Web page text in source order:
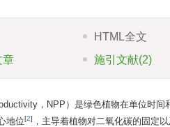
HTML全文
章
施引文献(2)
，NPP）是绿色植物在单位时
地位[2] ，主导着植物对二氧化碳的固定